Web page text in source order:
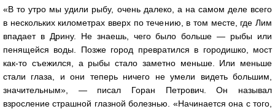
«В то утро мы удили рыбу, очень далеко, а на самом деле всего
в нескольких километрах вверх по течению, в том месте, где Лим
впадает в Дрину. Не знаешь, чего было больше — рыбы или
пенящейся воды. Позже город превратился в городишко, мост
как-то съежился, а рыбы стало заметно меньше. Или меньше
стали глаза, и они теперь ничего не умели видеть большим,
значительным», — писал Горан Петрович. Он называл
взросление страшной глазной болезнью. «Начинается она с того,